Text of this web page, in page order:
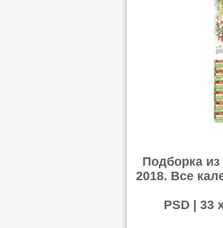
Подборка
2018. Все
PSD | 33